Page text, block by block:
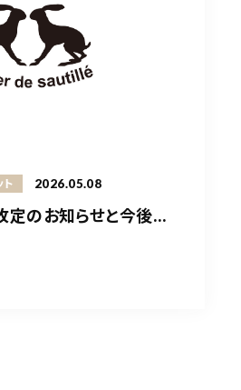
ト 2026.05.08
定のお知らせと今後...